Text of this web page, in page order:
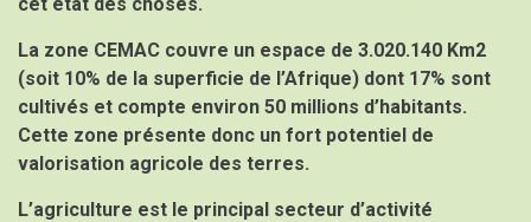
La zone CEMAC couvre un espace de 3.020.140 Km2
(soit 10% de la superficie de l’Afrique) dont 17% sont
cultivés et compte environ 50 millions d’habitants.
Cette zone présente donc un fort potentiel de
valorisation agricole des terres.
L’agriculture est le principal secteur d’activité